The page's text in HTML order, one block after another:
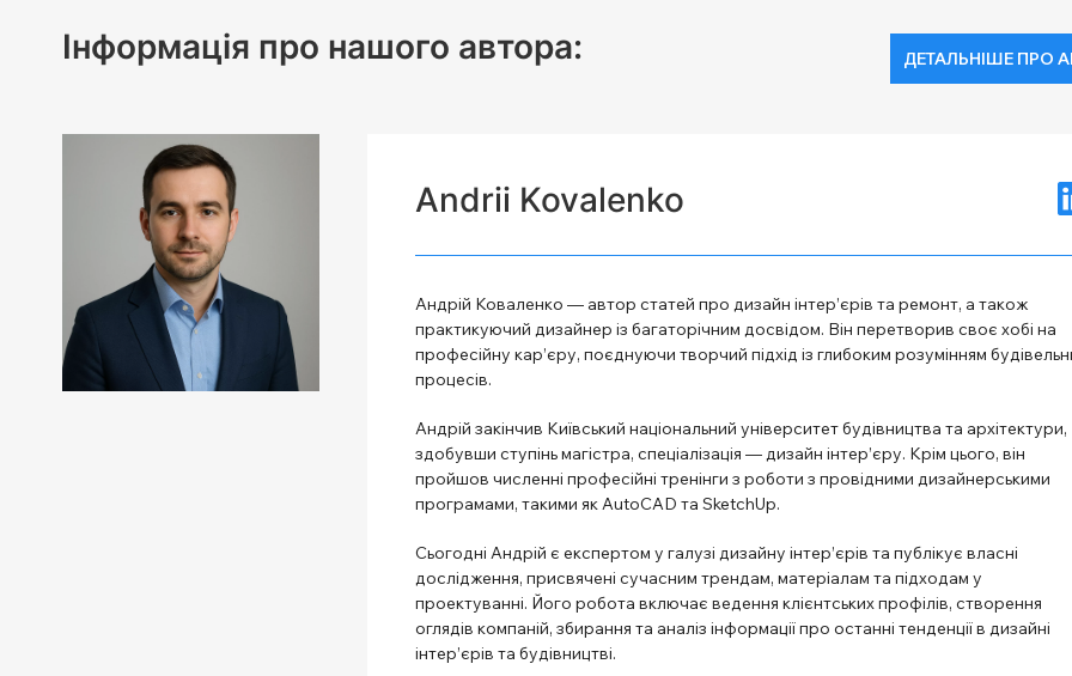
Інформація про нашого автора: ДЕТАЛЬНІШЕ ПРО
Andrii Kovalenko
Андрій Коваленко — автор статей про дизайн інтер’єрів та ремонт, а також
практикуючий дизайнер із багаторічним досвідом. Він перетворив своє хобі на
професійну кар’єру, поєднуючи творчий підхід із глибоким розумінням
процесів.
Андрій закінчив Київський національний університет будівництва та архітектури,
здобувши ступінь магістра, спеціалізація — дизайн інтер’єру. Крім цього, він
пройшов численні професійні тренінги з роботи з провідними дизайнерськими
програмами, такими як AutoCAD та SketchUp.
Сьогодні Андрій є експертом у галузі дизайну інтер’єрів та публікує власні
дослідження, присвячені сучасним трендам, матеріалам та підходам у
проектуванні. Його робота включає ведення клієнтських профілів, створення
оглядів компаній, збирання та аналіз інформації про останні тенденції в дизайні
інтер’єрів та будівництві.